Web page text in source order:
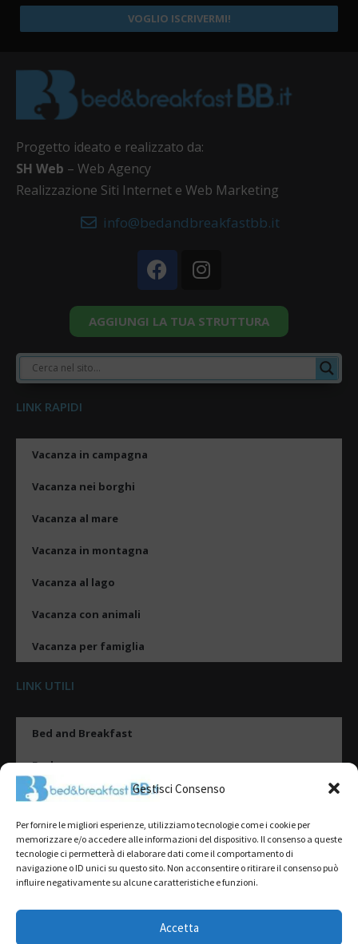
Gestisci Consenso
Per fornire le migliori esperienze, utilizziamo tecnologie come i cookie per
memorizzare e/o accedere alle informazioni del dispositivo. Il consenso a queste
tecnologie ci permetterà di elaborare dati come il comportamento di
navigazione o ID unici su questo sito. Non acconsentire o ritirare il consenso può
influire negativamente su alcune caratteristiche e funzioni.
Accetta
VOGLIO ISCRIVERMI!
Progetto ideato e realizzato da:
SH Web – Web Agency
Realizzazione Siti Internet e Web Marketing
info@bedandbreakfastbb.it
AGGIUNGI LA TUA STRUTTURA
LINK RAPIDI
Vacanza in campagna
Vacanza nei borghi
Vacanza al mare
Vacanza in montagna
Vacanza al lago
Vacanza con animali
Vacanza per famiglia
LINK UTILI
Bed and Breakfast
Esplora
Tipologie di alloggio
Destinazioni
Il mio account